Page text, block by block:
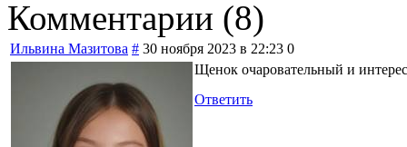
Комментарии (8)
Ильвина Мазитова # 30 ноября 2023 в 22:23 0
Щенок очаровательный и
Ответить